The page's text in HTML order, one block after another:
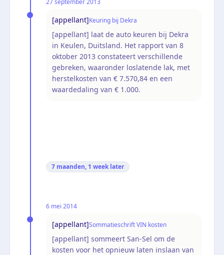
[appellant]Keuring bij Dekra
[appellant] laat de auto keuren bij Dekra
in Keulen, Duitsland. Het rapport van 8
oktober 2013 constateert verschillende
gebreken, waaronder loslatende lak, met
herstelkosten van € 7.570,84 en een
waardedaling van € 1.000.
7 maanden, 1 week later
6 mei 2014
[appellant]Sommatieschrift VIN kosten
[appellant] sommeert San-Sel om de
kosten voor het opnieuw laten inslaan van